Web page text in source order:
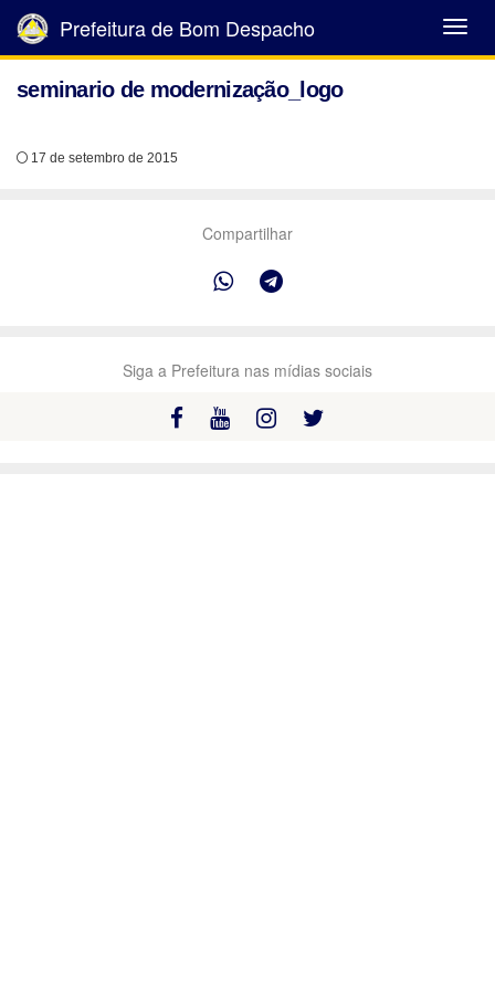
Abrir
Menu
Prefeitura de Bom Despacho
seminario de modernização_logo
17 de setembro de 2015
Compartilhar
Siga a Prefeitura nas mídias sociais